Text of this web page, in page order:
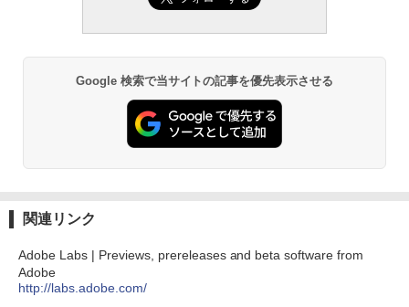
Google 検索で当サイトの記事を優先表示させる
関連リンク
Adobe Labs | Previews, prereleases and beta software from
Adobe
http://labs.adobe.com/